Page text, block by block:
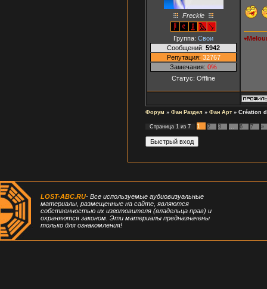
Freckle
Группа: Свои
Сообщений: 5942
Репутация: 32767
Замечания: 0%
Статус: Offline
♥
Форум » Фан Раздел » Фан Арт » Сréation
Страница 1 из 7 1 2 3 6 7 »
LOST-ABC.RU- Все используемые аудиовизуальные
материалы, размещенные на сайте, являются
собственностью их изготовителя (владельца прав) и
охраняются законом. Эти материалы предназначены
только для ознакомления!